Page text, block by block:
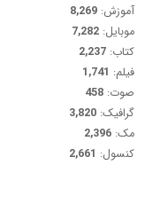
آموزش: 8,269
موبایل: 7,282
کتاب: 2,237
فیلم: 1,741
صوت: 458
گرافیک: 3,820
مک: 2,396
کنسول: 2,661